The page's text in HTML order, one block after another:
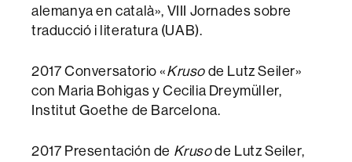
alemanya en català», VIII Jornades sobre
traducció i literatura (UAB).
2017 Conversatorio «Kruso de Lutz Seiler»
con Maria Bohigas y Cecilia Dreymüller,
Institut Goethe de Barcelona.
2017 Presentación de Krusode Lutz Seiler,